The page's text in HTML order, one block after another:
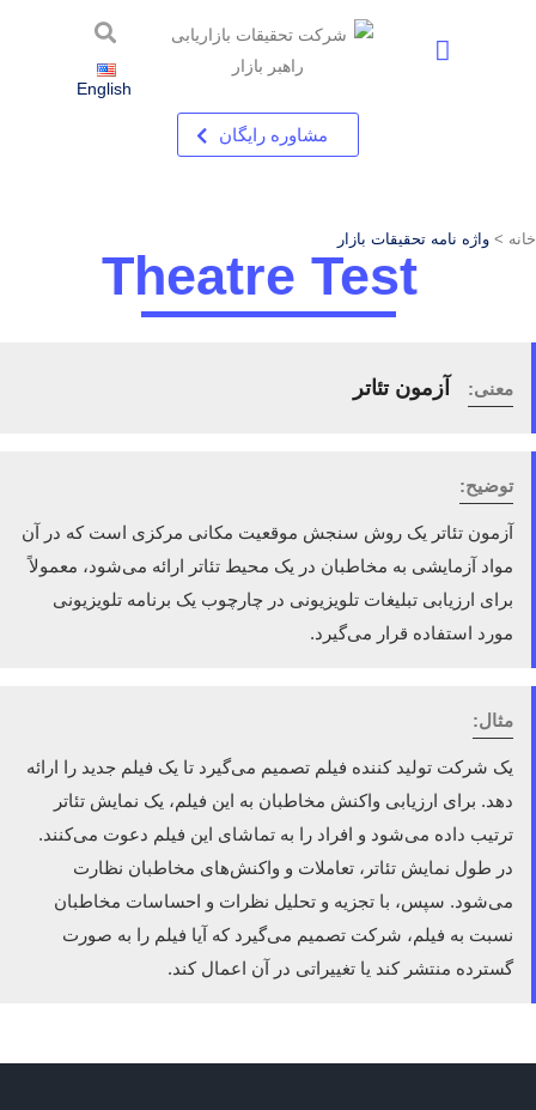
English
مشاوره رایگان
خانه > واژه نامه تحقیقات بازار
Theatre Test
معنی: آزمون تئاتر
توضیح:
آزمون تئاتر یک روش سنجش موقعیت مکانی مرکزی است که در آن
مواد آزمایشی به مخاطبان در یک محیط تئاتر ارائه می‌شود، معمولاً
برای ارزیابی تبلیغات تلویزیونی در چارچوب یک برنامه تلویزیونی
مورد استفاده قرار می‌گیرد.
مثال:
یک شرکت تولید کننده فیلم تصمیم می‌گیرد تا یک فیلم جدید را ارائه
دهد. برای ارزیابی واکنش مخاطبان به این فیلم، یک نمایش تئاتر
ترتیب داده می‌شود و افراد را به تماشای این فیلم دعوت می‌کنند.
در طول نمایش تئاتر، تعاملات و واکنش‌های مخاطبان نظارت
می‌شود. سپس، با تجزیه و تحلیل نظرات و احساسات مخاطبان
نسبت به فیلم، شرکت تصمیم می‌گیرد که آیا فیلم را به صورت
گسترده منتشر کند یا تغییراتی در آن اعمال کند.